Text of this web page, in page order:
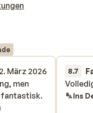
März 2026
men
fantastisk.
men
fantastisk.
8.7
Ins